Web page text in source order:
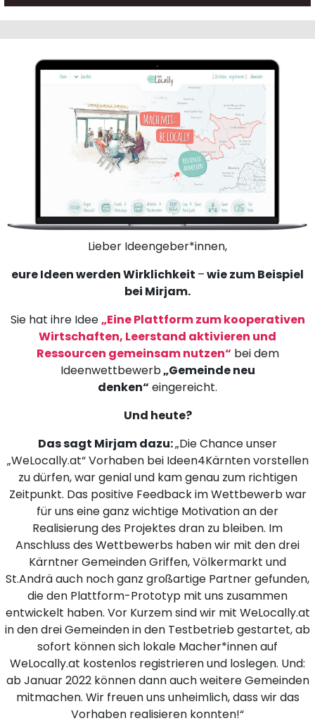
Lieber Ideengeber*innen,
eure Ideen werden Wirklichkeit –wie zum Beispiel
bei Mirjam.
Sie hat ihre Idee „Eine Plattform zum kooperativen
Wirtschaften, Leerstand aktivieren und
Ressourcen gemeinsam nutzen“ bei dem
Ideenwettbewerb„Gemeinde neu
denken“ eingereicht.
Und heute?
Das sagt Mirjam dazu:„Die Chance unser
„WeLocally.at“ Vorhaben bei Ideen4Kärnten vorstellen
zu dürfen, war genial und kam genau zum richtigen
Zeitpunkt. Das positive Feedback im Wettbewerb war
für uns eine ganz wichtige Motivation an der
Realisierung des Projektes dran zu bleiben. Im
Anschluss des Wettbewerbs haben wir mit den drei
Kärntner Gemeinden Griffen, Völkermarkt und
St.Andrä auch noch ganz großartige Partner gefunden,
die den Plattform-Prototyp mit uns zusammen
entwickelt haben. Vor Kurzem sind wir mit WeLocally.at
in den drei Gemeinden in den Testbetrieb gestartet, ab
sofort können sich lokale Macher*innen auf
WeLocally.at kostenlos registrieren und loslegen. Und:
ab Januar 2022 können dann auch weitere Gemeinden
mitmachen. Wir freuen uns unheimlich, dass wir das
Vorhaben realisieren konnten!“